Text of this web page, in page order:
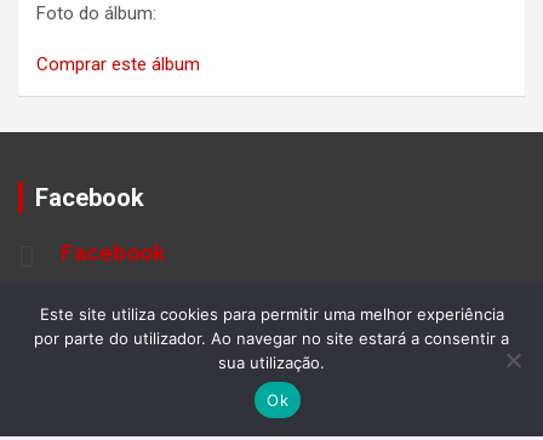
Foto do álbum:
Comprar este álbum
Facebook
Facebook
METEREOLOGIA
Este site utiliza cookies para permitir uma melhor experiência
por parte do utilizador. Ao navegar no site estará a consentir a
sua utilização.
Ok